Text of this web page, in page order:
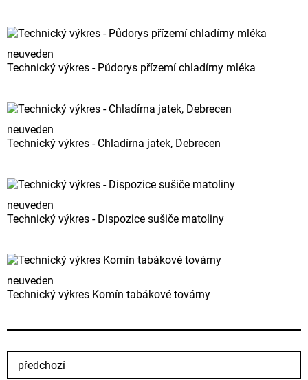
neuveden
Technický výkres - Půdorys přízemí chladírny mléka
neuveden
Technický výkres - Chladírna jatek, Debrecen
neuveden
Technický výkres - Dispozice sušiče matoliny
neuveden
Technický výkres Komín tabákové továrny
předchozí